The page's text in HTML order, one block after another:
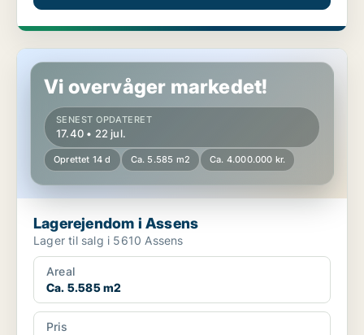
Lagerejendom i Assens
Vi overvåger markedet!
SENEST OPDATERET
17.40 • 22 jul.
Oprettet 14 d Ca. 5.585 m2 Ca. 4.000.000 kr.
Lagerejendom i Assens
Lager til salg i 5610 Assens
Areal
Ca. 5.585 m2
Pris